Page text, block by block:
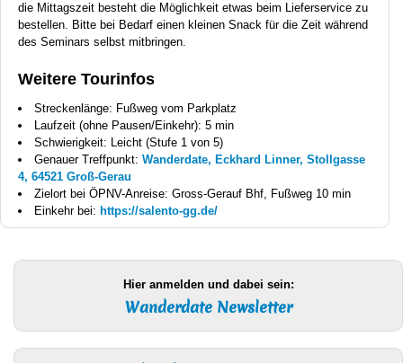
die Mittagszeit besteht die Möglichkeit etwas beim Lieferservice zu
bestellen. Bitte bei Bedarf einen kleinen Snack für die Zeit während
des Seminars selbst mitbringen.
Weitere Tourinfos
Streckenlänge: Fußweg vom Parkplatz
Laufzeit (ohne Pausen/Einkehr): 5 min
Schwierigkeit: Leicht (Stufe 1 von 5)
Genauer Treffpunkt: Wanderdate, Eckhard Linner, Stollgasse
4, 64521 Groß-Gerau
Zielort bei ÖPNV-Anreise: Gross-Gerauf Bhf, Fußweg 10 min
Einkehr bei: https://salento-gg.de/
Hier anmelden und dabei sein:
Wanderdate Newsletter